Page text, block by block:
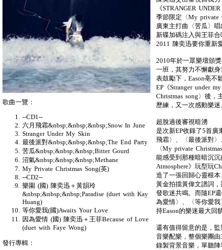
《STRANGER
季節限定〈My private
廣東主打曲〈苦瓜〉
新碟加碼注入與王菲
2011 陳奕迅要你重新
2010年於一眾樂壇頒
一班，其努力不懈獻
表鼓勵下，Eason亳不
EP《Stranger under
Christmas song〉後，
歷練，又一次感動樂迷
超脫過後審視暗湧
是次新EP收錄了5首廣
飛霜〉、〈最後派對
〈My private
能感受到那種暗暗沉沉
Atmosphere》玩型玩
造了一張回歸心靈根
黃金拍擋黃偉文譜詞
發歌迷共鳴。而隨EP
為愛情〉、〈等你愛
持Eason的樂迷最大回
還有值得留意的是，
音樂配樂，整個樂團
錄製背景音樂，單聽
歌曲一覽：
--CD1--
六月飛霜&nbsp;&nbsp;&nbsp;Snow In June
Stranger Under My Skin
最後派對&nbsp;&nbsp;&nbsp;The End Party
苦瓜&nbsp;&nbsp;&nbsp;Bitter Gourd
沼氣&nbsp;&nbsp;&nbsp;Methane
My Private Christmas Song(英)
--CD2--
樂園 (國) 陳奕迅＋黃韻玲
&nbsp;&nbsp;&nbsp;Paradise (duet with Kay
Huang)
等你愛我(國)Awaits Your Love
因為愛情 (國) 陳奕迅＋王菲Because of Love
(duet with Faye Wong)
發行專輯：